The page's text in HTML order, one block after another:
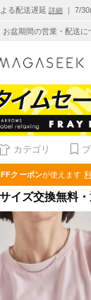
る配送遅延 詳細 ｜ 7/
お盆期間の営業・配送
カテゴリ
クーポンが使えます
サイズ交換無料